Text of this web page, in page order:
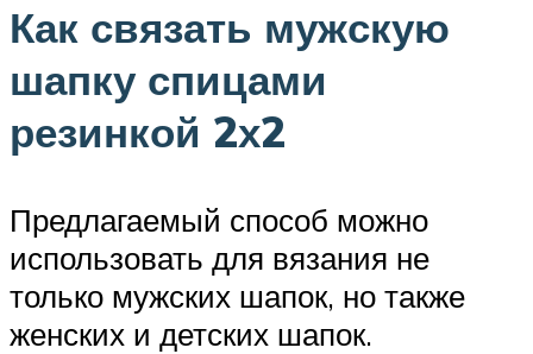
Как связать мужскую
шапку спицами
резинкой 2х2
Предлагаемый способ можно
использовать для вязания не
только мужских шапок, но также
женских и детских шапок.